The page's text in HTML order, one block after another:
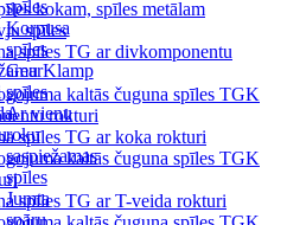
spīles
Korpusa
spīles
GearKlamp
spīles
Ar vienu
roku
saspiežamas
spīles
Jumta
spāru
spīles
spīles TG ar divkomponentu
kaltās čuguna spīles TGK
rokturi
spīles TG ar koka rokturi
kaltās čuguna spīles TGK
spīles TG ar T-veida rokturi